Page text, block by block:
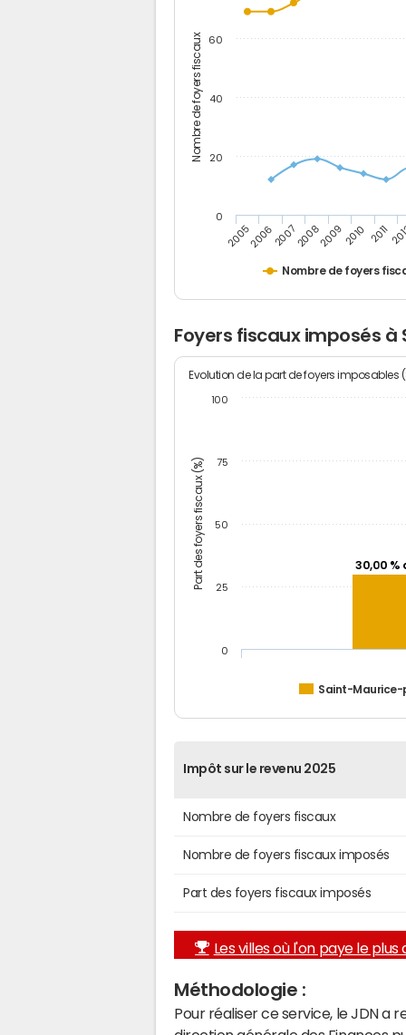
Nombre de foyers fiscaux
Nombre de foyers
200520062007200820092010 2011
0
20
40
60
Foyers fiscaux imposés
Part des foyers fiscaux (%)
Evolution de la part de foyers imposables
30,00 %
Saint-
0
25
50
75
100
Impôt sur le revenu 2025
Nombre de foyers fiscaux
Nombre de foyers fiscaux imposés
Part des foyers fiscaux imposés
Les villes où l'on paye le plus
Méthodologie :
Pour réaliser ce service, le JDN a